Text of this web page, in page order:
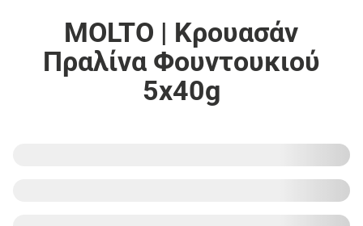
MOLTO | Κρουασάν
Πραλίνα Φουντουκιού
5x40g